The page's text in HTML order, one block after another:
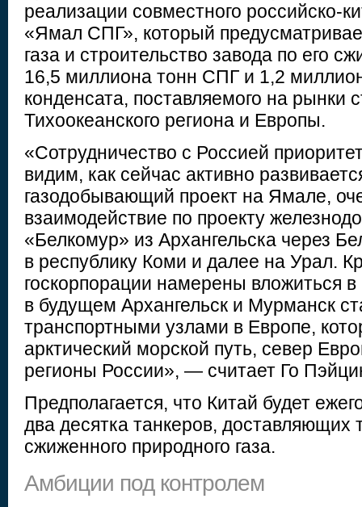
реализации совместного российско-
«Ямал СПГ», который
газа и строительство завода по его
16,5 миллиона тонн СПГ и 1,2
конденсата, поставляемого на рынки
Тихоокеанского региона и Европы.
«Сотрудничество с Россией
видим, как сейчас активно
газодобывающий проект на Ямале,
взаимодействие по проекту
«Белкомур» из Архангельска через
в республику Коми и далее на Урал.
госкорпорации намерены вложиться
в будущем Архангельск и Мурманск
транспортными узлами в Европе,
арктический морской путь, север
регионы России», — считает Го
Предполагается, что Китай будет
два десятка танкеров, доставляющих
сжиженного природного газа.
Амбиции под контролем